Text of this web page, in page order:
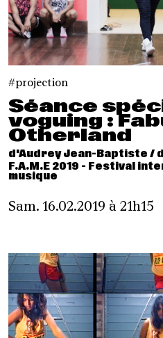
projection
Séance
voguing :
Otherland
d'Audrey Jean-Baptiste /
F.A.M.E 2019 - Festival
musique
Sam. 16.02.2019 à 21h15